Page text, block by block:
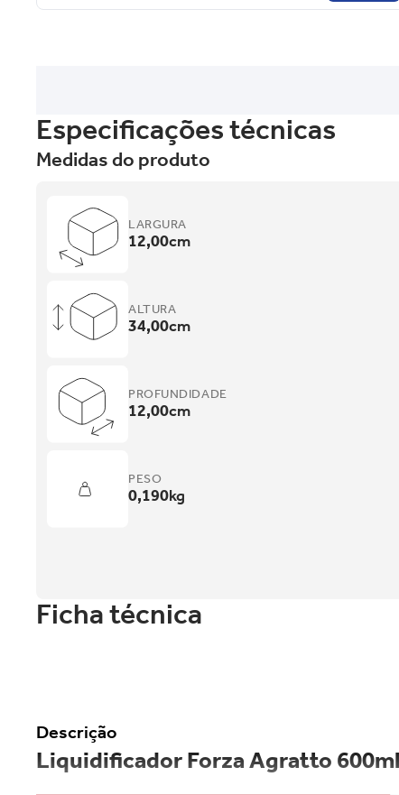
Especificações técnicas
Medidas do produto
LARGURA
12,00cm
ALTURA
34,00cm
PROFUNDIDADE
12,00cm
PESO
0,190kg
Ficha técnica
Descrição
Liquidificador Forza Agratto